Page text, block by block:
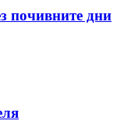
почивните дни